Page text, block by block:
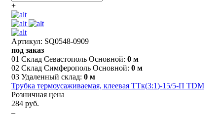
+
Артикул: SQ0548-0909
под заказ
01 Склад Севастополь Основной: 0 м
02 Склад Симферополь Основной: 0 м
03 Удаленный склад: 0 м
Трубка термоусаживаемая, клеевая ТТк(3:1)-15/5-П TDM
Розничная цена
284 руб.
–